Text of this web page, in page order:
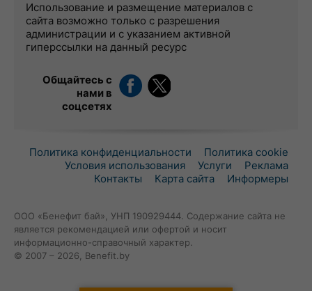
Использование и размещение материалов с
сайта возможно только с разрешения
администрации и с указанием активной
гиперссылки на данный ресурс
Общайтесь с
нами в
соцсетях
Политика конфиденциальности
Политика cookie
Условия использования
Услуги
Реклама
Контакты
Карта сайта Информеры
ООО «Бенефит бай», УНП 190929444. Содержание сайта не
является рекомендацией или офертой и носит
информационно-справочный характер.
© 2007 – 2026, Benefit.by